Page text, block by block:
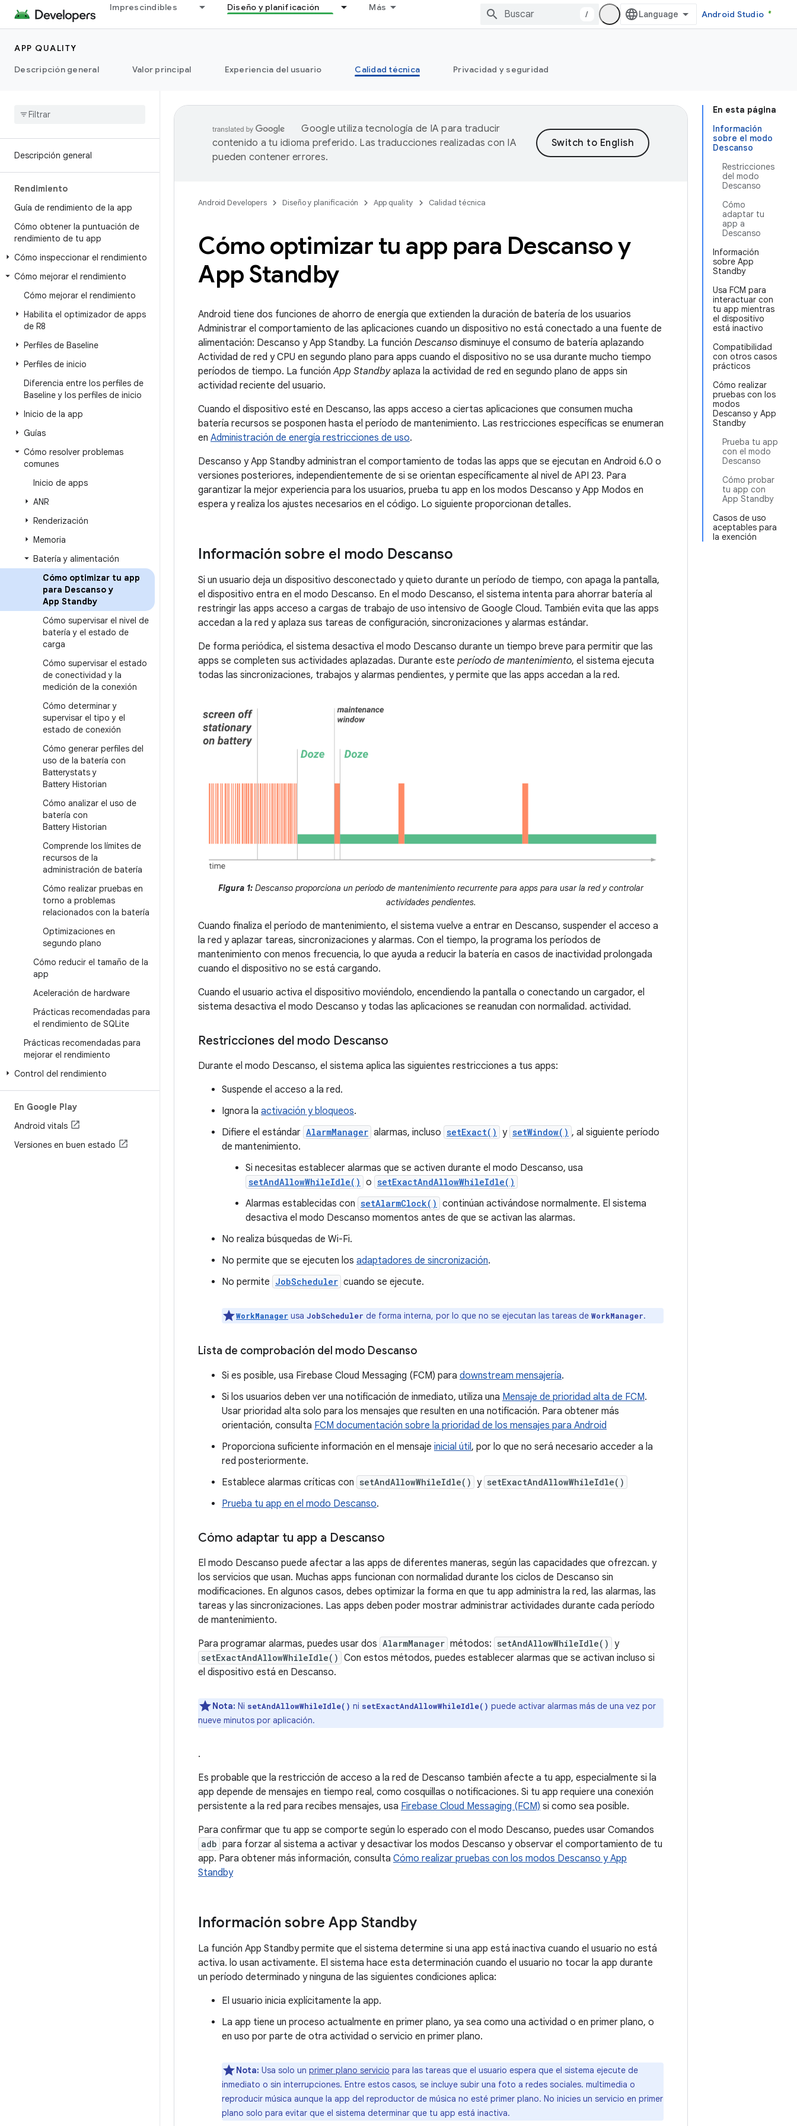
Imprescindibles Diseño y planificación Más
/ Android Studio
APP QUALITY
Descripción general
Valor principal Experiencia del usuario Calidad técnica Privacidad y seguridad
Descripción general
Rendimiento
Guía de rendimiento de la app
Cómo obtener la puntuación de
rendimiento de tu app
Cómo inspeccionar el rendimiento
Cómo mejorar el rendimiento
Cómo mejorar el rendimiento
Habilita el optimizador de apps
de R8
Perfiles de Baseline
Perfiles de inicio
Diferencia entre los perfiles de
Baseline y los perfiles de inicio
Inicio de la app
Guías
Cómo resolver problemas
comunes
Inicio de apps
ANR
Renderización
Memoria
Batería y alimentación
Cómo optimizar tu app
para Descanso y
App Standby
Cómo supervisar el nivel de
batería y el estado de
carga
Cómo supervisar el estado
de conectividad y la
medición de la conexión
Cómo determinar y
supervisar el tipo y el
estado de conexión
Cómo generar perfiles del
uso de la batería con
Batterystats y
Battery Historian
Cómo analizar el uso de
batería con
Battery Historian
Comprende los límites de
recursos de la
administración de batería
Cómo realizar pruebas en
torno a problemas
relacionados con la batería
Optimizaciones en
segundo plano
Cómo reducir el tamaño de la
app
Aceleración de hardware
Prácticas recomendadas para
el rendimiento de SQLite
Prácticas recomendadas para
mejorar el rendimiento
Control del rendimiento
En Google Play
Android vitals
Versiones en buen estado
En esta página
Información
sobre el modo
Descanso
Restricciones
del modo
Descanso
Cómo
adaptar tu
app a
Descanso
Información
sobre App
Standby
Usa FCM para
interactuar con
tu app mientras
el dispositivo
está inactivo
Compatibilidad
con otros casos
prácticos
Cómo realizar
pruebas con los
modos
Descanso y App
Standby
Prueba tu app
con el modo
Descanso
Cómo probar
tu app con
App Standby
Casos de uso
aceptables para
la exención
Google utiliza tecnología de IA para traducir
contenido a tu idioma preferido. Las traducciones realizadas con IA
pueden contener errores.
Android Developers Diseño y planificación App quality Calidad técnica
Cómo optimizar tu app para Descanso y
App Standby
Android tiene dos funciones de ahorro de energía que extienden la duración de batería de los usuarios
Administrar el comportamiento de las aplicaciones cuando un dispositivo no está conectado a una fuente de
alimentación: Descanso y App Standby. La función Descanso disminuye el consumo de batería aplazando
Actividad de red y CPU en segundo plano para apps cuando el dispositivo no se usa durante mucho tiempo
períodos de tiempo. La funciónApp Standbyaplaza la actividad de red en segundo plano de apps sin
actividad reciente del usuario.
Cuando el dispositivo esté en Descanso, las apps acceso a ciertas aplicaciones que consumen mucha
batería recursos se posponen hasta el período de mantenimiento. Las restricciones específicas se enumeran
en Administración de energía restricciones de uso.
Descanso y App Standby administran el comportamiento de todas las apps que se ejecutan en Android 6.0 o
versiones posteriores, independientemente de si se orientan específicamente al nivel de API 23. Para
garantizar la mejor experiencia para los usuarios, prueba tu app en los modos Descanso y App Modos en
espera y realiza los ajustes necesarios en el código. Lo siguiente proporcionan detalles.
Información sobre el modo Descanso
Si un usuario deja un dispositivo desconectado y quieto durante un período de tiempo, con apaga la pantalla,
el dispositivo entra en el modo Descanso. En el modo Descanso, el sistema intenta para ahorrar batería al
restringir las apps acceso a cargas de trabajo de uso intensivo de Google Cloud. También evita que las apps
accedan a la red y aplaza sus tareas de configuración, sincronizaciones y alarmas estándar.
De forma periódica, el sistema desactiva el modo Descanso durante un tiempo breve para permitir que las
apps se completen sus actividades aplazadas. Durante este período de mantenimiento, el sistema ejecuta
todas las sincronizaciones, trabajos y alarmas pendientes, y permite que las apps accedan a la red.
Figura 1: Descanso proporciona un período de mantenimiento recurrente para apps para usar la red y controlar
actividades pendientes.
Cuando finaliza el período de mantenimiento, el sistema vuelve a entrar en Descanso, suspender el acceso a
la red y aplazar tareas, sincronizaciones y alarmas. Con el tiempo, la programa los períodos de
mantenimiento con menos frecuencia, lo que ayuda a reducir la batería en casos de inactividad prolongada
cuando el dispositivo no se está cargando.
Cuando el usuario activa el dispositivo moviéndolo, encendiendo la pantalla o conectando un cargador, el
sistema desactiva el modo Descanso y todas las aplicaciones se reanudan con normalidad. actividad.
Restricciones del modo Descanso
Durante el modo Descanso, el sistema aplica las siguientes restricciones a tus apps:
Suspende el acceso a la red.
Ignora la activación y bloqueos.
Difiere el estándar AlarmManager alarmas, incluso setExact() y setWindow() , al siguiente período
de mantenimiento.
Si necesitas establecer alarmas que se activen durante el modo Descanso, usa
setAndAllowWhileIdle() o setExactAndAllowWhileIdle()
Alarmas establecidas con setAlarmClock() continúan activándose normalmente. El sistema
desactiva el modo Descanso momentos antes de que se activan las alarmas.
No realiza búsquedas de Wi-Fi.
No permite que se ejecuten los adaptadores de sincronización.
No permite JobScheduler cuando se ejecute.
WorkManager usa JobScheduler de forma interna, por lo que no se ejecutan las tareas de WorkManager.
Lista de comprobación del modo Descanso
Si es posible, usa Firebase Cloud Messaging (FCM) para downstream mensajería.
Si los usuarios deben ver una notificación de inmediato, utiliza una Mensaje de prioridad alta de FCM.
Usar prioridad alta solo para los mensajes que resulten en una notificación. Para obtener más
orientación, consulta FCM documentación sobre la prioridad de los mensajes para Android
Proporciona suficiente información en el mensaje inicial útil , por lo que no será necesario acceder a la
red posteriormente.
Establece alarmas críticas con setAndAllowWhileIdle() y setExactAndAllowWhileIdle()
Prueba tu app en el modo Descanso.
Cómo adaptar tu app a Descanso
El modo Descanso puede afectar a las apps de diferentes maneras, según las capacidades que ofrezcan. y
los servicios que usan. Muchas apps funcionan con normalidad durante los ciclos de Descanso sin
modificaciones. En algunos casos, debes optimizar la forma en que tu app administra la red, las alarmas, las
tareas y las sincronizaciones. Las apps deben poder mostrar administrar actividades durante cada período
de mantenimiento.
Para programar alarmas, puedes usar dos AlarmManager métodos: setAndAllowWhileIdle() y
setExactAndAllowWhileIdle() Con estos métodos, puedes establecer alarmas que se activan incluso si
el dispositivo está en Descanso.
Nota: Ni setAndAllowWhileIdle() ni setExactAndAllowWhileIdle() puede activar alarmas más de una vez por
nueve minutos por aplicación.
.
Es probable que la restricción de acceso a la red de Descanso también afecte a tu app, especialmente si la
app depende de mensajes en tiempo real, como cosquillas o notificaciones. Si tu app requiere una conexión
persistente a la red para recibes mensajes, usa Firebase Cloud Messaging (FCM) si como sea posible.
Para confirmar que tu app se comporte según lo esperado con el modo Descanso, puedes usar Comandos
adb para forzar al sistema a activar y desactivar los modos Descanso y observar el comportamiento de tu
app. Para obtener más información, consulta Cómo realizar pruebas con los modos Descanso y App
Standby
Información sobre App Standby
La función App Standby permite que el sistema determine si una app está inactiva cuando el usuario no está
activa. lo usan activamente. El sistema hace esta determinación cuando el usuario no tocar la app durante
un período determinado y ninguna de las siguientes condiciones aplica:
El usuario inicia explícitamente la app.
La app tiene un proceso actualmente en primer plano, ya sea como una actividad o en primer plano, o
en uso por parte de otra actividad o servicio en primer plano.
Nota: Usa solo un primer plano servicio para las tareas que el usuario espera que el sistema ejecute de
inmediato o sin interrupciones. Entre estos casos, se incluye subir una foto a redes sociales. multimedia o
reproducir música aunque la app del reproductor de música no esté primer plano. No inicies un servicio en primer
plano solo para evitar que el sistema determinar que tu app está inactiva.